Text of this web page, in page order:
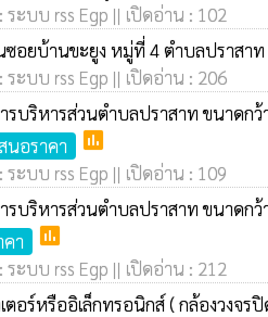
ะบบ rss Egp || เปิดอ่าน : 102
ซอยบ้านขะยูง หมู่ที่ 4 ตำบลปราสา
ะบบ rss Egp || เปิดอ่าน : 206
บริหารส่วนตำบลปราสาท ขนาดก
นอราคา poll
ะบบ rss Egp || เปิดอ่าน : 109
บริหารส่วนตำบลปราสาท ขนาดก
า poll
ะบบ rss Egp || เปิดอ่าน : 212
ร์หรืออิเล็กทรอนิกส์ ( กล้องวงจรปิด